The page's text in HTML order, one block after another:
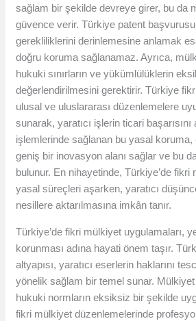
sağlam bir şekilde devreye girer, bu da
güvence verir. Türkiye patent
gerekliliklerini derinlemesine anlamak
doğru koruma sağlanamaz. Ayrıca,
hukuki sınırların ve yükümlülüklerin
değerlendirilmesini gerektirir. Türkiye
ulusal ve uluslararası düzenlemelere
sunarak, yaratıcı işlerin ticari başarısını
işlemlerinde sağlanan bu yasal koruma,
geniş bir inovasyon alanı sağlar ve bu
bulunur. En nihayetinde, Türkiye’de
yasal süreçleri aşarken, yaratıcı
nesillere aktarılmasına imkân tanır.
Türkiye’de fikri mülkiyet uygulamaları,
korunması adına hayati önem taşır.
altyapısı, yaratıcı eserlerin haklarını
yönelik sağlam bir temel sunar.
hukuki normların eksiksiz bir şekilde
fikri mülkiyet düzenlemelerinde